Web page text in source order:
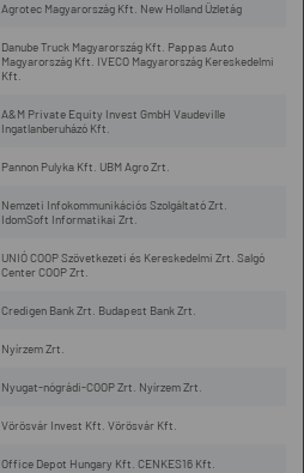
Agrotec Magyarország Kft. New Holland Üzletág
Danube Truck Magyarország Kft. Pappas Auto
Magyarország Kft. IVECO Magyarország Kereskedelmi
Kft.
A&M Private Equity Invest GmbH Vaudeville
Ingatlanberuházó Kft.
Pannon Pulyka Kft. UBM Agro Zrt.
Nemzeti Infokommunikációs Szolgáltató Zrt.
IdomSoft Informatikai Zrt.
UNIÓ COOP Szövetkezeti és Kereskedelmi Zrt. Salgó
Center COOP Zrt.
Credigen Bank Zrt. Budapest Bank Zrt.
Nyírzem Zrt.
Nyugat-nógrádi-COOP Zrt. Nyírzem Zrt.
Vörösvár Invest Kft. Vörösvár Kft.
Office Depot Hungary Kft. CENKES16 Kft.